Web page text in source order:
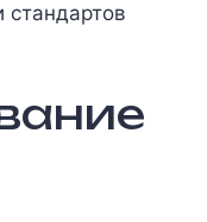
стандартов